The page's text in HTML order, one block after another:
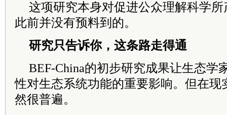
这项研究本身对促进公众理解科学
此前并没有预料到的。
研究只告诉你，这条路走得通
BEF-China的初步研究成果让生态学
性对生态系统功能的重要影响。但在现
然很普遍。